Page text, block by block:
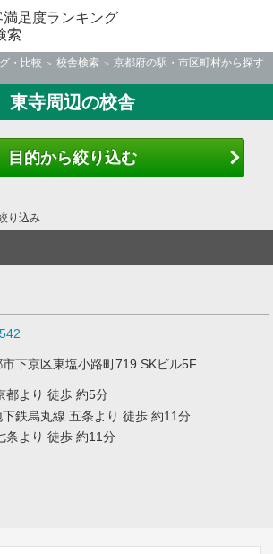
足度ランキング
索
・比較 校舎検索
京都府の駅・市区町村から探す
東寺周辺の校舎
目的から絞り込む
り込み
下京区東塩小路町719 SKビル5F
都より 徒歩 約5分
鉄烏丸線 五条より 徒歩 約11分
条より 徒歩 約11分